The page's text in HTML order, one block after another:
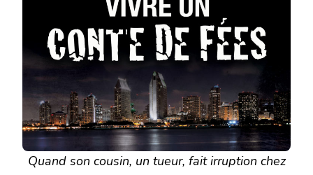
Quand son cousin, un tueur, fait irruption chez